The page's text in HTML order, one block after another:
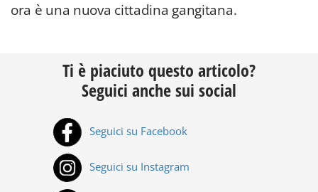
ora è una nuova cittadina gangitana.
Ti è piaciuto questo articolo?
Seguici anche sui social
Seguici su Facebook
Seguici su Instagram